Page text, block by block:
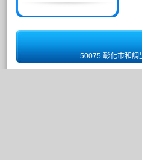
50075 彰化市和調